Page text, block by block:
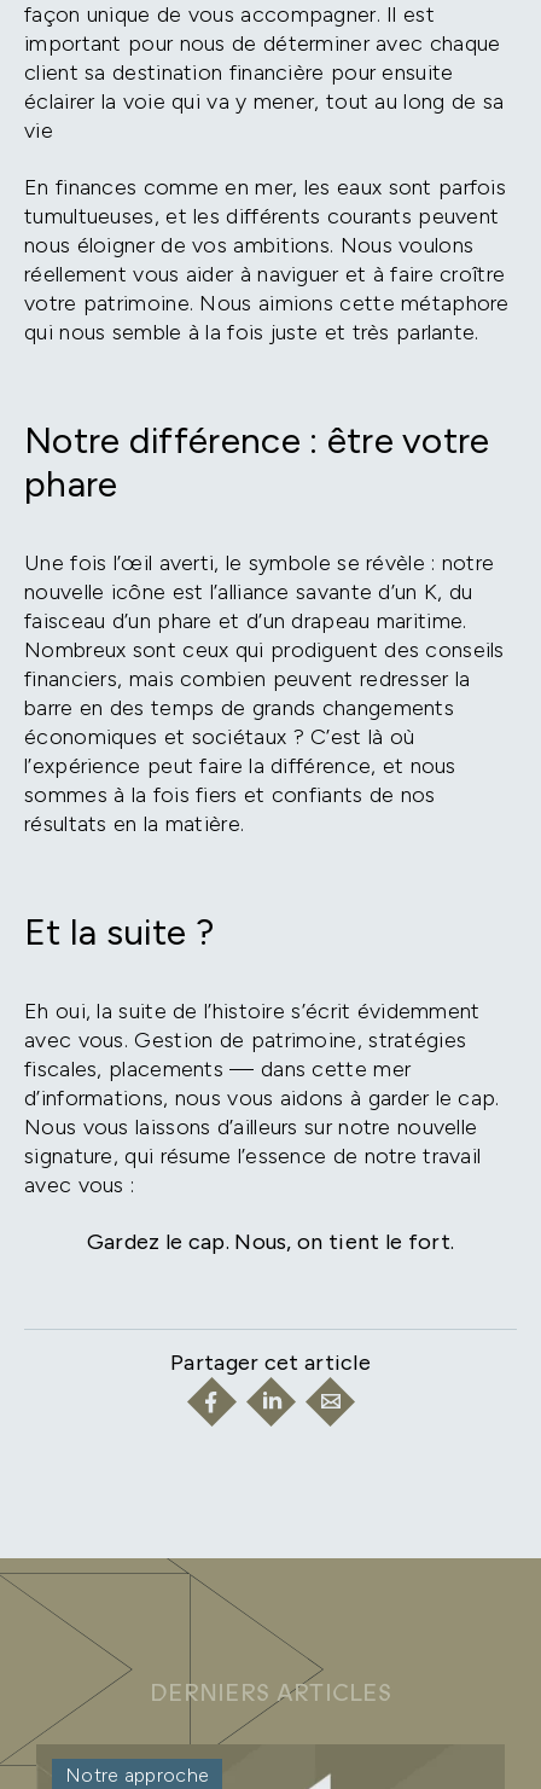
façon unique de vous accompagner. Il est
important pour nous de déterminer avec chaque
client sa destination financière pour ensuite
éclairer la voie qui va y mener, tout au long de sa
vie
En finances comme en mer, les eaux sont parfois
tumultueuses, et les différents courants peuvent
nous éloigner de vos ambitions. Nous voulons
réellement vous aider à naviguer et à faire croître
votre patrimoine. Nous aimions cette métaphore
qui nous semble à la fois juste et très parlante.
Notre différence : être votre
phare
Une fois l’œil averti, le symbole se révèle : notre
nouvelle icône est l’alliance savante d’un K, du
faisceau d’un phare et d’un drapeau maritime.
Nombreux sont ceux qui prodiguent des conseils
financiers, mais combien peuvent redresser la
barre en des temps de grands changements
économiques et sociétaux ? C’est là où
l’expérience peut faire la différence, et nous
sommes à la fois fiers et confiants de nos
résultats en la matière.
Et la suite ?
Eh oui, la suite de l’histoire s’écrit évidemment
avec vous. Gestion de patrimoine, stratégies
fiscales, placements — dans cette mer
d’informations, nous vous aidons à garder le cap.
Nous vous laissons d’ailleurs sur notre nouvelle
signature, qui résume l’essence de notre travail
avec vous :
Gardez le cap. Nous, on tient le fort.
Partager cet article
DERNIERS ARTICLES
Notre approche